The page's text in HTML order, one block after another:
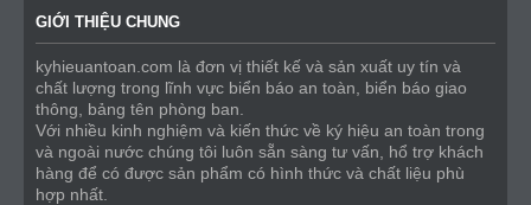
GIỚI THIỆU CHUNG
kyhieuantoan.com là đơn vị thiết kế và sản xuất uy tín và
chất lượng trong lĩnh vực biển báo an toàn, biển báo giao
thông, bảng tên phòng ban.
Với nhiều kinh nghiệm và kiến thức về ký hiệu an toàn trong
và ngoài nước chúng tôi luôn sẵn sàng tư vấn, hổ trợ khách
hàng để có được sản phẩm có hình thức và chất liệu phù
hợp nhất.